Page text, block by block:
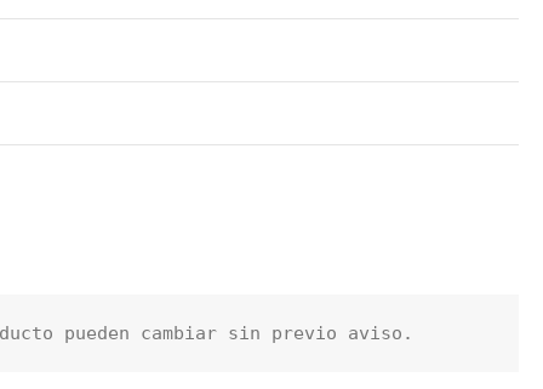
pueden cambiar sin previo aviso.